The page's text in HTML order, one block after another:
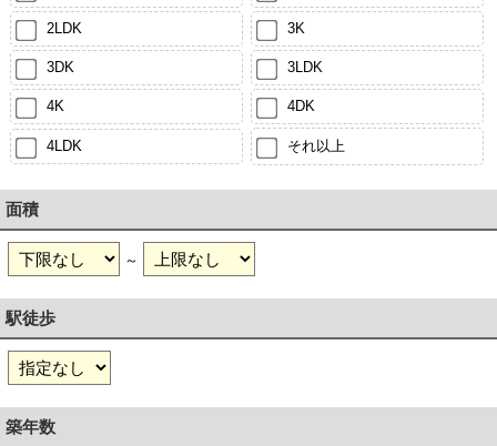
2LDK 3K
3DK 3LDK
4K 4DK
4LDK それ以上
面積
～
駅徒歩
築年数